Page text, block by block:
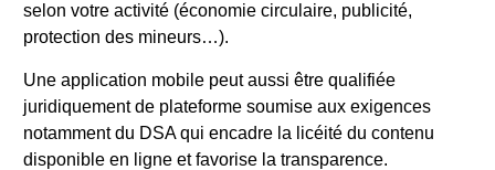
selon votre activité (économie circulaire, publicité,
protection des mineurs…).
Une application mobile peut aussi être qualifiée
juridiquement de plateforme soumise aux exigences
notamment du DSA qui encadre la licéité du contenu
disponible en ligne et favorise la transparence.